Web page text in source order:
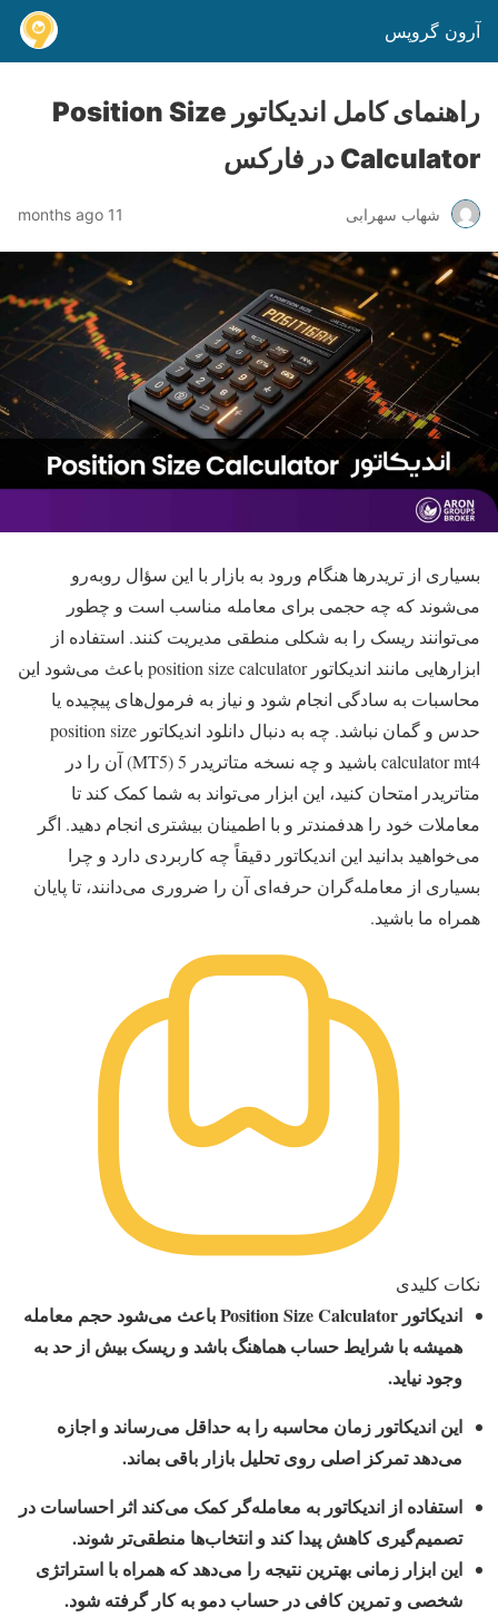
آرون گروپس
راهنمای کامل اندیکاتور Position Size
Calculator در فارکس
شهاب سهرابی 11 months ago
بسیاری از تریدرها هنگام ورود به بازار با این سؤال روبه‌رو
می‌شوند که چه حجمی برای معامله مناسب است و چطور
می‌توانند ریسک را به شکلی منطقی مدیریت کنند. استفاده از
ابزارهایی مانند اندیکاتور position size calculator باعث می‌شود این
محاسبات به‌ سادگی انجام شود و نیاز به فرمول‌های پیچیده یا
حدس و گمان نباشد. چه به دنبال دانلود اندیکاتور position size
calculator mt4 باشید و چه نسخه متاتریدر 5 (MT5) آن را در
متاتریدر امتحان کنید، این ابزار می‌تواند به شما کمک کند تا
معاملات خود را هدفمندتر و با اطمینان بیشتری انجام دهید. اگر
می‌خواهید بدانید این اندیکاتور دقیقاً چه کاربردی دارد و چرا
بسیاری از معامله‌گران حرفه‌ای آن را ضروری می‌دانند، تا پایان
همراه ما باشید.
نکات کلیدی
اندیکاتور Position Size Calculator باعث می‌شود حجم معامله
همیشه با شرایط حساب هماهنگ باشد و ریسک بیش از حد به
وجود نیاید.
این اندیکاتور زمان محاسبه را به حداقل می‌رساند و اجازه
می‌دهد تمرکز اصلی روی تحلیل بازار باقی بماند.
استفاده از اندیکاتور به معامله‌گر کمک می‌کند اثر احساسات در
تصمیم‌گیری کاهش پیدا کند و انتخاب‌ها منطقی‌تر شوند.
این ابزار زمانی بهترین نتیجه را می‌دهد که همراه با استراتژی
شخصی و تمرین کافی در حساب دمو به کار گرفته شود.